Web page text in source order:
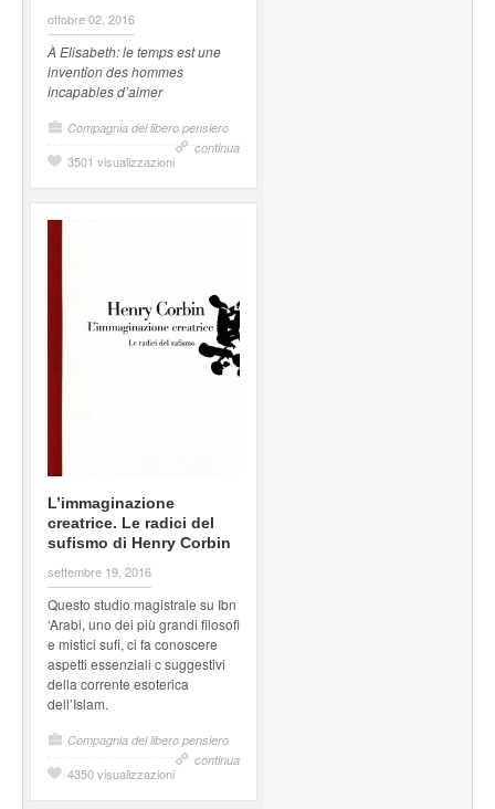
ottobre 02, 2016
À Elisabeth:le temps est une
invention des hommes
incapables d’aimer
Compagnia del libero pensiero
continua
3501 visualizzazioni
L’immaginazione
creatrice. Le radici del
sufismo di Henry Corbin
settembre 19, 2016
Questo studio magistrale su Ibn
‘Arabi, uno dei più grandi filosofi
e mistici sufi, ci fa conoscere
aspetti essenziali c suggestivi
della corrente esoterica
dell’Islam.
Compagnia del libero pensiero
continua
4350 visualizzazioni